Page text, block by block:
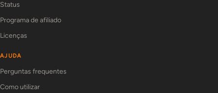
Status
Programa de afiliado
Licenças
AJUDA
Perguntas frequentes
Como utilizar